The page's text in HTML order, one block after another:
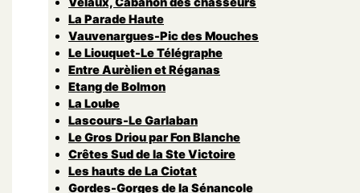
La Parade Haute
Vauvenargues-Pic des Mouches
Le Liouquet-Le Télégraphe
Entre Aurèlien et Réganas
Etang de Bolmon
La Loube
Lascours-Le Garlaban
Le Gros Driou par Fon Blanche
Crêtes Sud de la Ste Victoire
Les hauts de La Ciotat
Gordes-Gorges de la Sénancole